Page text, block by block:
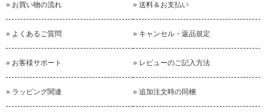
嬉しいメッセージ・レビューありがとうございます!
ウールは乾きが早いので便利ですが
天気が悪い日や
洗濯できないくらい体調が悪いことなどもあるので
ぜひ洗いかえをご用意することをおすすめしていま
» お買い物の流れ » 送料＆お支払い
» よくあるご質問 » キャンセル・返品規定
» お客様サポート » レビューのご記入方法
» ラッピング関連 » 追加注文時の同梱